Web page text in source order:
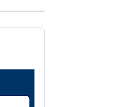
が製造可能
テム
理上は一
と安価で
念されて